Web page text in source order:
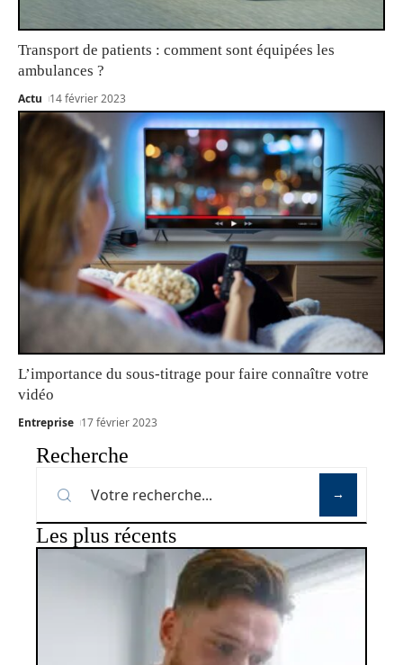
Transport de patients : comment sont équipées les
ambulances ?
Actu 14 février 2023
L’importance du sous-titrage pour faire connaître votre
vidéo
Entreprise 17 février 2023
Recherche
Les plus récents